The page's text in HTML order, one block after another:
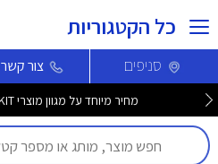
כל הקטגוריות
סניפים צור קשר
מחיר מיוחד על מגוון מוצרי PETKIT לחברי מועדון >>